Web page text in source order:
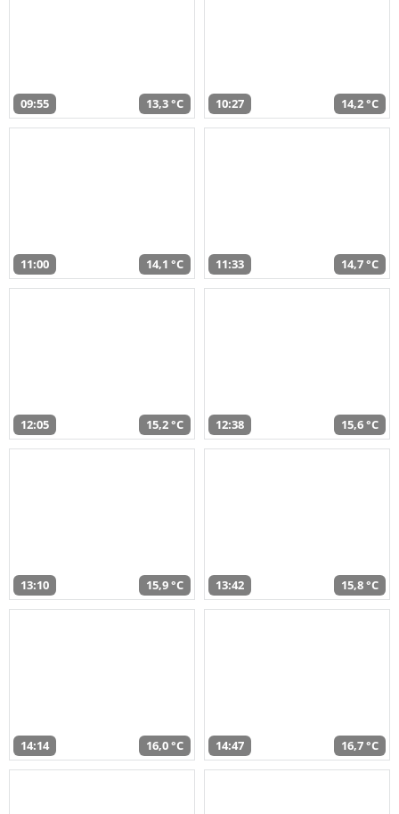
09:55 13,3 °C 10:27 14,2 °C
11:00 14,1 °C 11:33 14,7 °C
12:05 15,2 °C 12:38 15,6 °C
13:10 15,9 °C 13:42 15,8 °C
14:14 16,0 °C 14:47 16,7 °C